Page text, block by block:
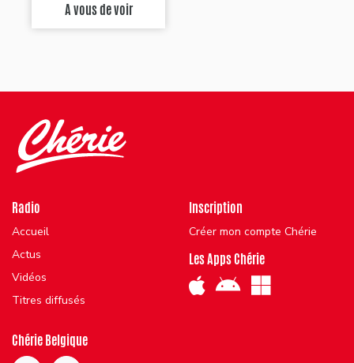
A vous de voir
Radio
Accueil
Actus
Vidéos
Titres diffusés
Inscription
Créer mon compte Chérie
Les Apps Chérie
Chérie Belgique